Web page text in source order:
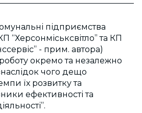
підприємства
“Херсонміськсвітло” та КП
- прим. автора)
окремо та незалежно
чого дещо
їх розвитку та
ефективності та